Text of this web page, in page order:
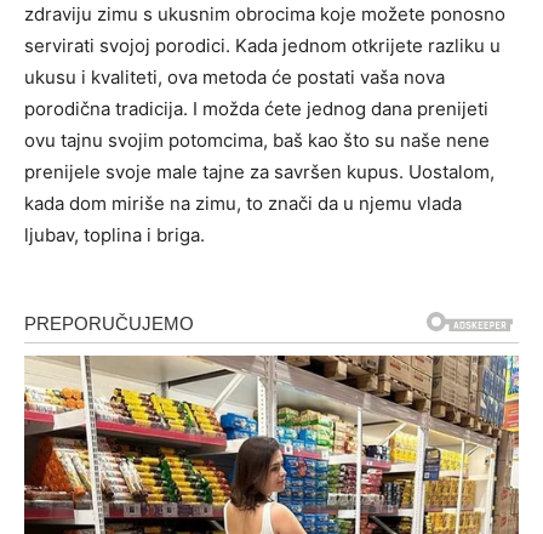
zdraviju zimu s ukusnim obrocima koje možete ponosno
servirati svojoj porodici. Kada jednom otkrijete razliku u
ukusu i kvaliteti, ova metoda će postati vaša nova
porodična tradicija. I možda ćete jednog dana prenijeti
ovu tajnu svojim potomcima, baš kao što su naše nene
prenijele svoje male tajne za savršen kupus. Uostalom,
kada dom miriše na zimu, to znači da u njemu vlada
ljubav, toplina i briga.